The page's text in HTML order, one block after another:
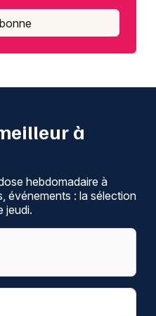
à
hebdomadaire à
événements : la sélection
jeudi.